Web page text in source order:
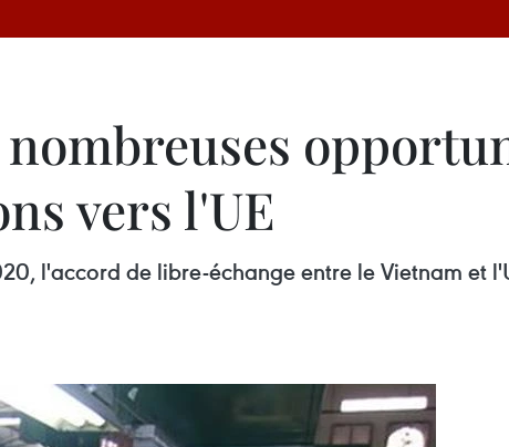
vers l'UE
l'accord de libre-échange entre le Vietnam et